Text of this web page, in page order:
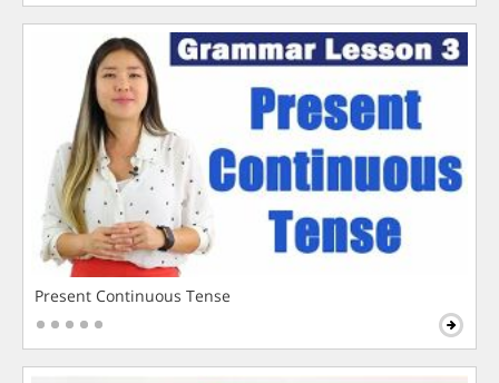
Present Continuous Tense